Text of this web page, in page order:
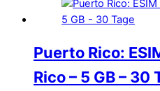
Puerto Rico:
Rico – 5 GB – 30